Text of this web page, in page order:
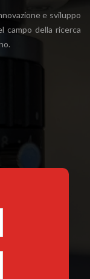
e sviluppo
campo della ricerca